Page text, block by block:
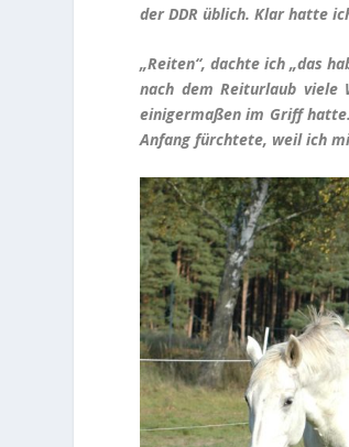
der DDR üblich. Klar hatte
„Reiten“, dachte ich „das
nach dem Reiturlaub viele
einigermaßen im Griff
Anfang fürchtete, weil ich